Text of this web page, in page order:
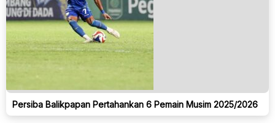
Persiba Balikpapan Pertahankan 6 Pemain Musim 2025/2026